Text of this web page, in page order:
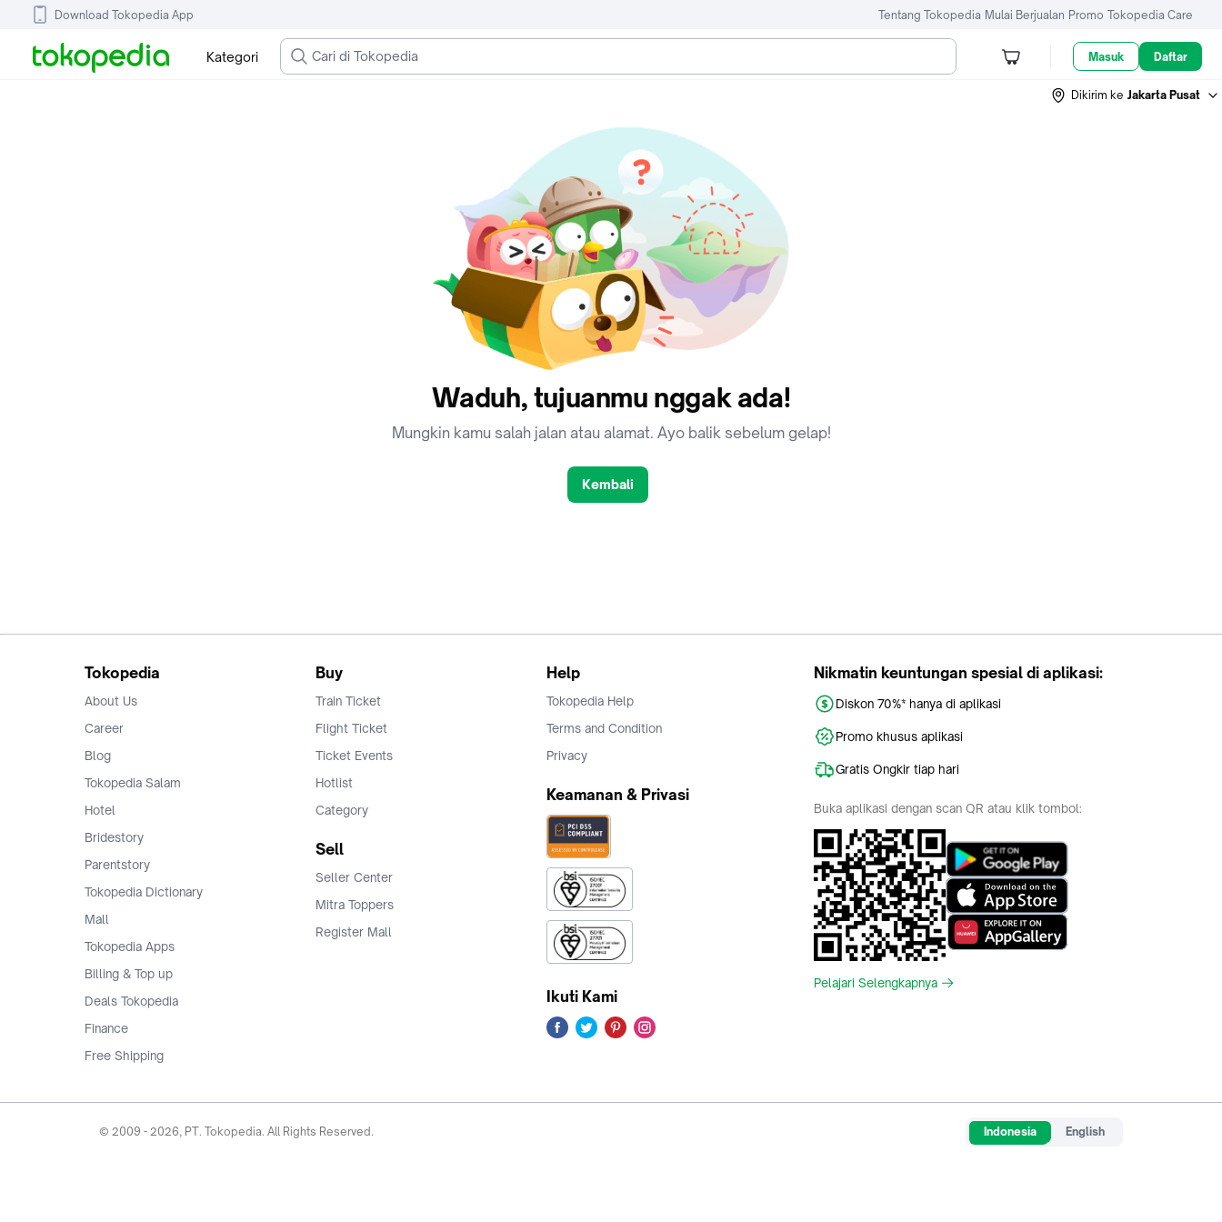
Download Tokopedia App Tentang Tokopedia Mulai Berjualan Promo Tokopedia Care
Kategori Masuk Daftar
Dikirim ke Jakarta Pusat
Waduh, tujuanmu nggak ada!
Mungkin kamu salah jalan atau alamat. Ayo balik sebelum gelap!
Kembali
Tokopedia
About Us
Career
Blog
Tokopedia Salam
Hotel
Bridestory
Parentstory
Tokopedia Dictionary
Mall
Tokopedia Apps
Billing & Top up
Deals Tokopedia
Finance
Free Shipping
Buy
Train Ticket
Flight Ticket
Ticket Events
Hotlist
Category
Sell
Seller Center
Mitra Toppers
Register Mall
Help
Tokopedia Help
Terms and Condition
Privacy
Keamanan & Privasi
Ikuti Kami
Nikmatin keuntungan spesial di aplikasi:
Diskon 70%* hanya di aplikasi
Promo khusus aplikasi
Gratis Ongkir tiap hari
Buka aplikasi dengan scan QR atau klik tombol:
Pelajari Selengkapnya
© 2009 - 2026, PT. Tokopedia. All Rights Reserved. Indonesia English